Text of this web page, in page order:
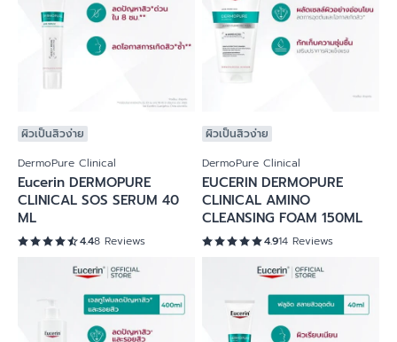
ผิวเป็นสิวง่าย
DermoPure Clinical
Eucerin DERMOPURE
CLINICAL SOS SERUM 40
ML
4.48 Reviews
ผิวเป็นสิวง่าย
DermoPure Clinical
EUCERIN DERMOPURE
CLINICAL AMINO
CLEANSING FOAM 150ML
4.914 Reviews